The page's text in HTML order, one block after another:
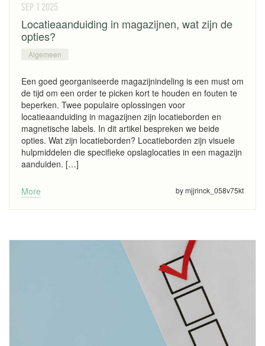
sep 1 2025
Locatieaanduiding in magazijnen, wat zijn de
opties?
Algemeen
Een goed georganiseerde magazijnindeling is een must om
de tijd om een order te picken kort te houden en fouten te
beperken. Twee populaire oplossingen voor
locatieaanduiding in magazijnen zijn locatieborden en
magnetische labels. In dit artikel bespreken we beide
opties. Wat zijn locatieborden? Locatieborden zijn visuele
hulpmiddelen die specifieke opslaglocaties in een magazijn
aanduiden. […]
More by mjjrinck_058v75kt